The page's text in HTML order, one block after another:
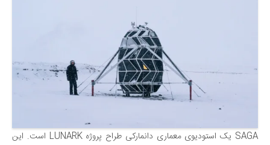
عکاسی و هنرهای تجسمی
تاریخ
فناوری‌ها
SAGA یک استودیوی معماری دانمارکی طراح پروژه LUNARK است. این